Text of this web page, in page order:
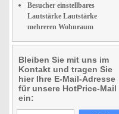
Besucher einstellbares
Lautstärke Lautstärke
mehreren Wohnraum
Bleiben Sie mit uns im
Kontakt und tragen Sie
hier Ihre E-Mail-Adresse
für unsere HotPrice-Mail
ein: